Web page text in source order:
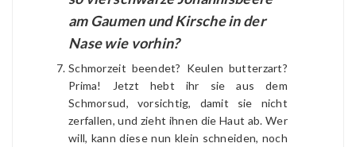
am Gaumen und Kirsche in der
Nase wie vorhin?
Schmorzeit beendet? Keulen butterzart?
Prima! Jetzt hebt ihr sie aus dem
Schmorsud, vorsichtig, damit sie nicht
zerfallen, und zieht ihnen die Haut ab. Wer
will, kann diese nun klein schneiden, noch